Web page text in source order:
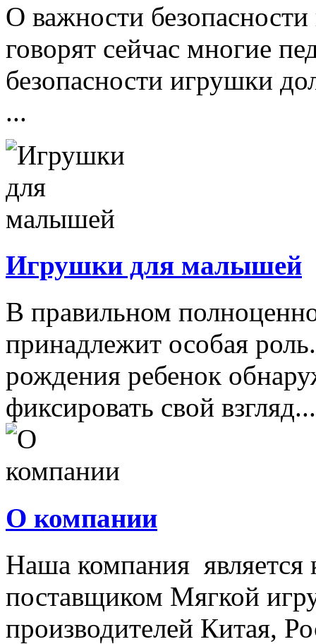
О важности
говорят сейчас многие
безопасности игрушки
...
Игрушки для малышей
В правильном
принадлежит особая
рождения ребенок
фиксировать свой взгляд...
О компании
Наша компания
поставщиком Мягкой
производителей Китая,